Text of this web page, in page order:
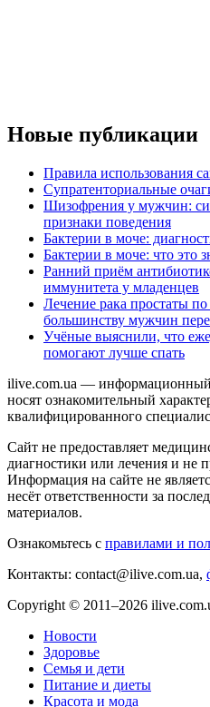
Новые публикации
Правила использования
Супратенториальные
Шизофрения у мужчин:
признаки поведения
Бактерии в моче:
Бактерии в моче: что это
Ранний приём
иммунитета у младенцев
Лечение рака простаты
большинству мужчин
Учёные выяснили, что
помогают лучше спать
ilive.com.ua — информационный
носят ознакомительный
квалифицированного
Сайт не предоставляет
диагностики или лечения и не
Информация на сайте не
несёт ответственности за
материалов.
Ознакомьтесь с правилами и
Контакты: contact@ilive.com.ua,
Copyright © 2011–2026
Новости
Здоровье
Семья и дети
Питание и диеты
Красота и мода